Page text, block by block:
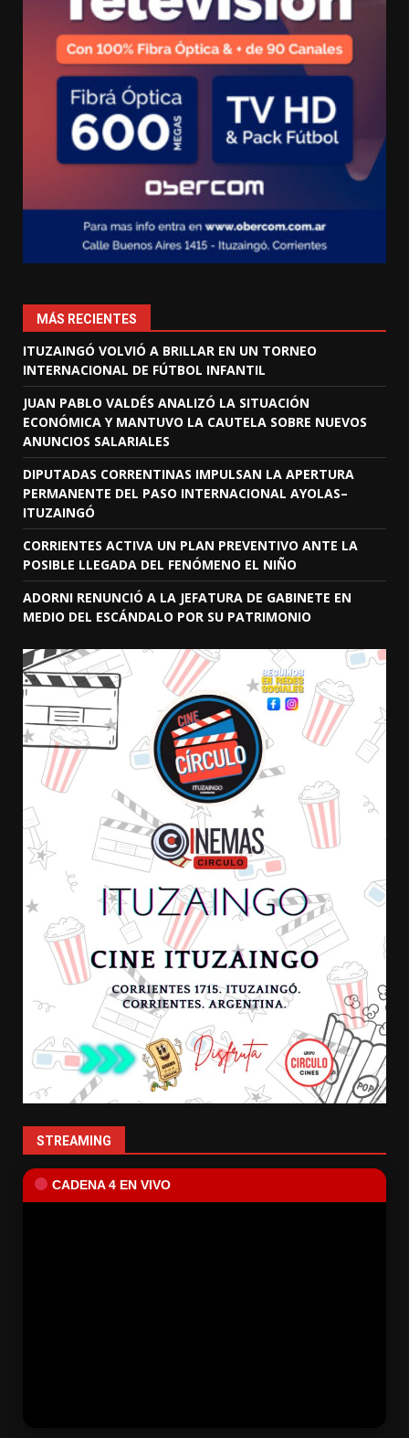
MÁS RECIENTES
ITUZAINGÓ VOLVIÓ A BRILLAR EN UN TORNEO
INTERNACIONAL DE FÚTBOL INFANTIL
JUAN PABLO VALDÉS ANALIZÓ LA SITUACIÓN
ECONÓMICA Y MANTUVO LA CAUTELA SOBRE NUEVOS
ANUNCIOS SALARIALES
DIPUTADAS CORRENTINAS IMPULSAN LA APERTURA
PERMANENTE DEL PASO INTERNACIONAL AYOLAS–
ITUZAINGÓ
CORRIENTES ACTIVA UN PLAN PREVENTIVO ANTE LA
POSIBLE LLEGADA DEL FENÓMENO EL NIÑO
ADORNI RENUNCIÓ A LA JEFATURA DE GABINETE EN
MEDIO DEL ESCÁNDALO POR SU PATRIMONIO
STREAMING
CADENA 4 EN VIVO